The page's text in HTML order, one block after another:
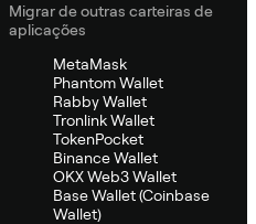
Migrar de outras carteiras de
aplicações
MetaMask
Phantom Wallet
Rabby Wallet
Tronlink Wallet
TokenPocket
Binance Wallet
OKX Web3 Wallet
Base Wallet (Coinbase
Wallet)